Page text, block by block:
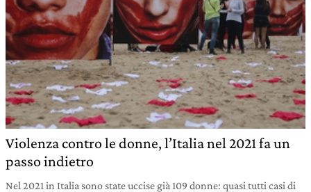
Violenza contro le donne, l’Italia nel 2021 fa un
passo indietro
Nel 2021 in Italia sono state uccise già 109 donne: quasi tutti casi di